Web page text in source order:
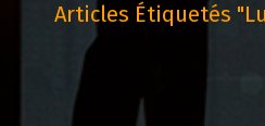
Articles Étiquetés